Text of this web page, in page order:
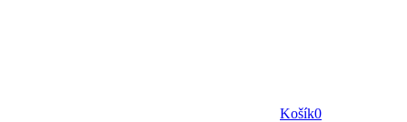
Košík0